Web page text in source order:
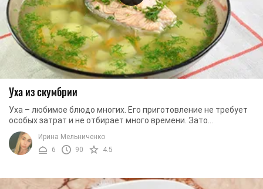
Уха из скумбрии
Уха – любимое блюдо многих. Его приготовление не требует
особых затрат и не отбирает много времени. Зато
получается оно невероятно вкусным и, ...
Ирина Мельниченко
6
90 4.5